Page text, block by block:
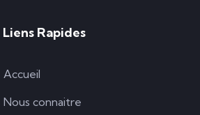
Liens Rapides
Accueil
Nous connaitre